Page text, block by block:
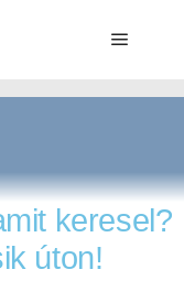
keresel?
úton!